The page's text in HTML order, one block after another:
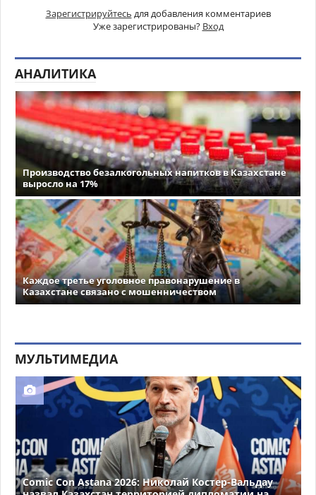
Зарегистрируйтесь для добавления комментариев
Уже зарегистрированы? Вход
АНАЛИТИКА
Производство безалкогольных напитков в Казахстане
выросло на 17%
Каждое третье уголовное правонарушение в
Казахстане связано с мошенничеством
МУЛЬТИМЕДИА
Comic Con Astana 2026: Николай Костер-Вальдау